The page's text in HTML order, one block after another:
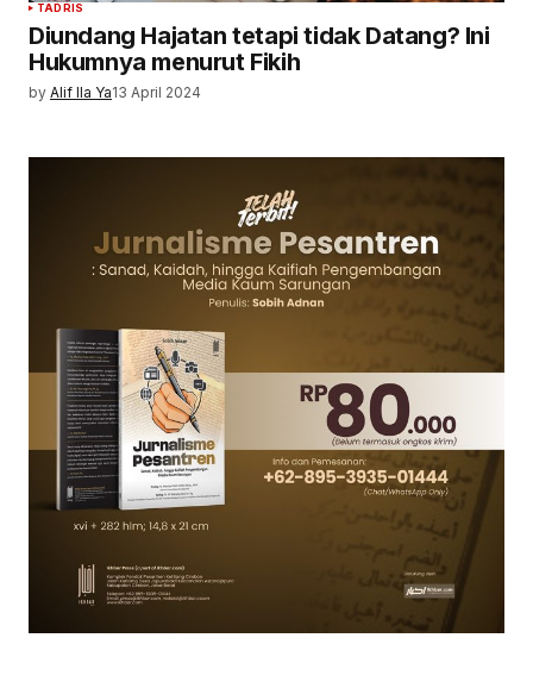
TADRIS
Diundang Hajatan tetapi tidak Datang? Ini
Hukumnya menurut Fikih
by Alif Ila Ya13 April 2024